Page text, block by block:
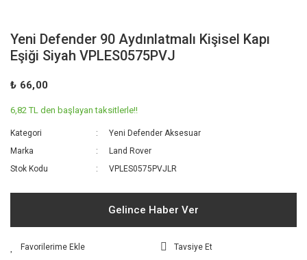
Yeni Defender 90 Aydınlatmalı Kişisel Kapı
Eşiği Siyah VPLES0575PVJ
₺ 66,00
6,82 TL den başlayan taksitlerle!!
Kategori
Yeni Defender Aksesuar
Marka
Land Rover
Stok Kodu
VPLES0575PVJLR
Gelince Haber Ver
Tavsiye Et